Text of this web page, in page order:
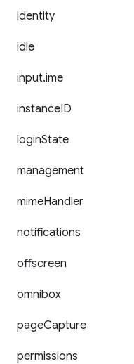
identity
idle
input.ime
instanceID
loginState
management
mimeHandler
notifications
offscreen
omnibox
pageCapture
permissions